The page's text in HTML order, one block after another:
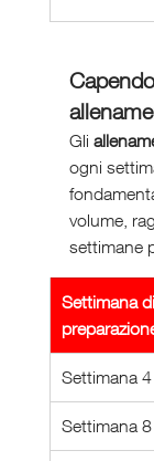
Gli
ogni
volume,
settimane
Settimana di
Settimana 4
Settimana 8